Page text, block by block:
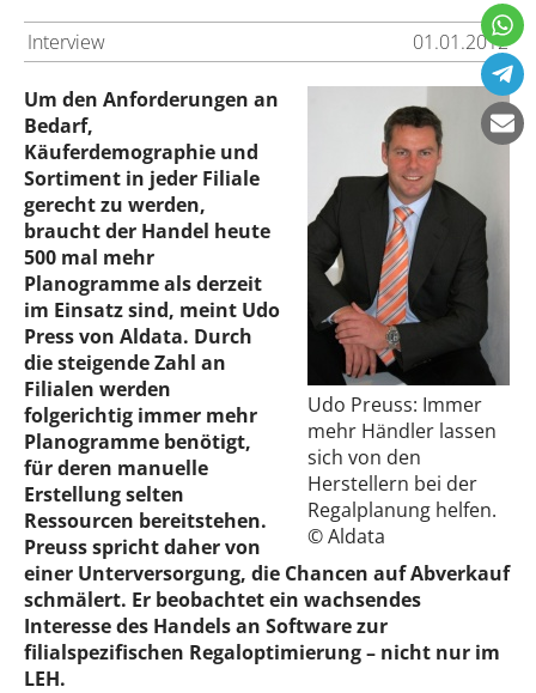
Interview 01.01.2012
Udo Preuss: Immer
mehr Händler lassen
sich von den
Herstellern bei der
Regalplanung helfen.
© Aldata
Um den Anforderungen an
Bedarf,
Käuferdemographie und
Sortiment in jeder Filiale
gerecht zu werden,
braucht der Handel heute
500 mal mehr
Planogramme als derzeit
im Einsatz sind, meint Udo
Press von Aldata. Durch
die steigende Zahl an
Filialen werden
folgerichtig immer mehr
Planogramme benötigt,
für deren manuelle
Erstellung selten
Ressourcen bereitstehen.
Preuss spricht daher von
einer Unterversorgung, die Chancen auf Abverkauf
schmälert. Er beobachtet ein wachsendes
Interesse des Handels an Software zur
filialspezifischen Regaloptimierung – nicht nur im
LEH.